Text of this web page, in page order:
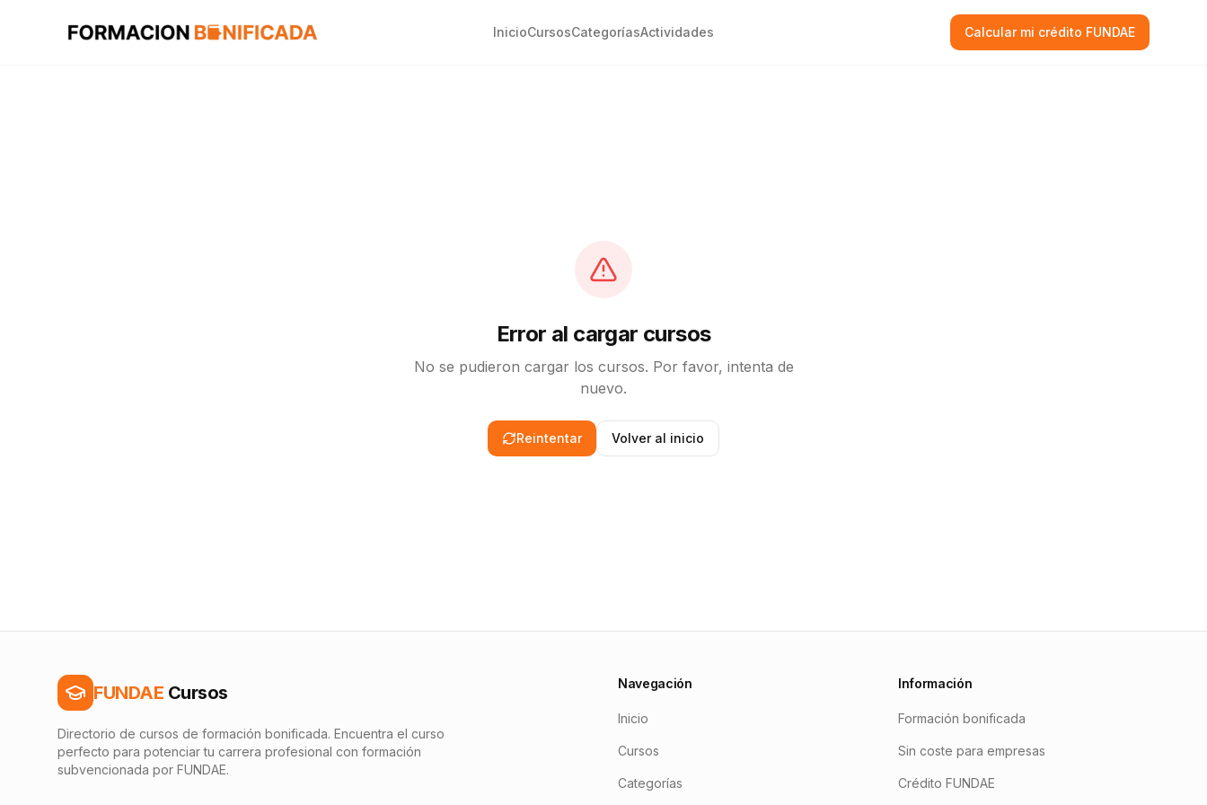
InicioCursosCategoríasActividades Calcular mi crédito FUNDAE
Error al cargar cursos
No se pudieron cargar los cursos. Por favor, intenta de
nuevo.
Reintentar Volver al inicio
FUNDAE Cursos
Directorio de cursos de formación bonificada. Encuentra el curso
perfecto para potenciar tu carrera profesional con formación
subvencionada por FUNDAE.
Navegación
Inicio
Cursos
Categorías
Información
Formación bonificada
Sin coste para empresas
Crédito FUNDAE